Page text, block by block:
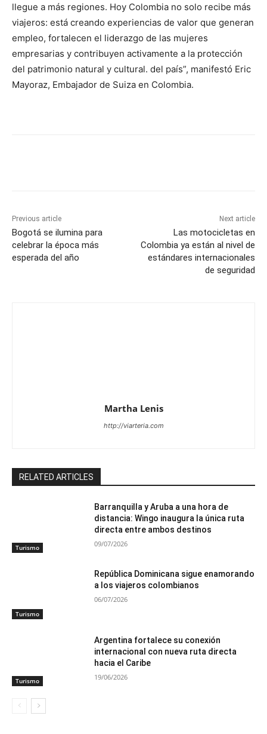
llegue a más regiones. Hoy Colombia no solo recibe más
viajeros: está creando experiencias de valor que generan
empleo, fortalecen el liderazgo de las mujeres
empresarias y contribuyen activamente a la protección
del patrimonio natural y cultural. del país”, manifestó Eric
Mayoraz, Embajador de Suiza en Colombia.
Previous article
Bogotá se ilumina para
celebrar la época más
esperada del año
Next article
Las motocicletas en
Colombia ya están al nivel de
estándares internacionales
de seguridad
Martha Lenis
http://viarteria.com
RELATED ARTICLES
Turismo
Barranquilla y Aruba a una hora de
distancia: Wingo inaugura la única ruta
directa entre ambos destinos
09/07/2026
Turismo
República Dominicana sigue enamorando
a los viajeros colombianos
06/07/2026
Turismo
Argentina fortalece su conexión
internacional con nueva ruta directa
hacia el Caribe
19/06/2026